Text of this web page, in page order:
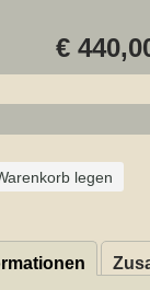
€
legen